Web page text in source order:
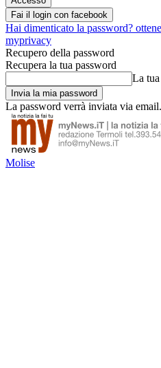
Fai il login con facebook
Hai dimenticato la password?
myprivacy
Recupero della password
Recupera la tua password
La
La password verrà inviata via email.
Molise